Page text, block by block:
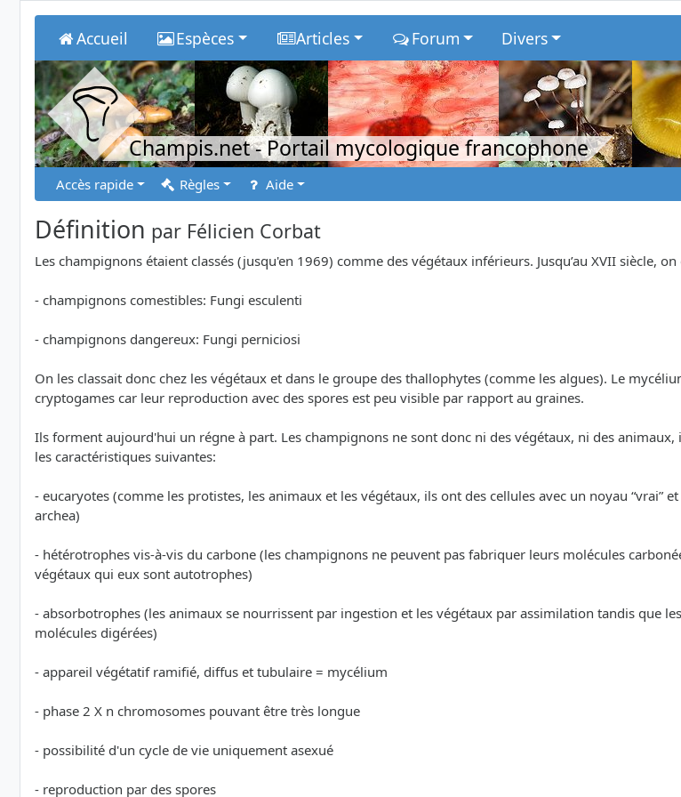
Accueil Espèces Articles Forum Divers
Champis.net- Portail mycologique francophone
Accès rapide Règles Aide
Définition par Félicien Corbat
Les champignons étaient classés (jusqu'en 1969) comme des végétaux inférieurs. Jusqu’au XVII siècle,
- champignons comestibles: Fungi esculenti
- champignons dangereux: Fungi perniciosi
On les classait donc chez les végétaux et dans le groupe des thallophytes (comme les algues). Le
cryptogames car leur reproduction avec des spores est peu visible par rapport au graines.
Ils forment aujourd'hui un régne à part. Les champignons ne sont donc ni des végétaux, ni des
les caractéristiques suivantes:
- eucaryotes (comme les protistes, les animaux et les végétaux, ils ont des cellules avec un noyau “vrai”
archea)
- hétérotrophes vis-à-vis du carbone (les champignons ne peuvent pas fabriquer leurs molécules
végétaux qui eux sont autotrophes)
- absorbotrophes (les animaux se nourrissent par ingestion et les végétaux par assimilation tandis que
molécules digérées)
- appareil végétatif ramifié, diffus et tubulaire = mycélium
- phase 2 X n chromosomes pouvant être très longue
- possibilité d'un cycle de vie uniquement asexué
- reproduction par des spores